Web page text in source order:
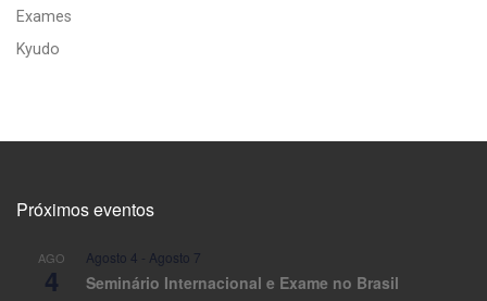
Exames
Kyudo
Próximos eventos
AGO
4
Agosto 4 - Agosto 7
Seminário Internacional e Exame no Brasil